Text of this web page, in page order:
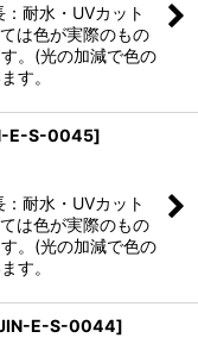
耐水・UVカット
は色が実際のもの
。(光の加減で色の
す。
E-S-0045]
耐水・UVカット
は色が実際のもの
。(光の加減で色の
す。
E-S-0044]